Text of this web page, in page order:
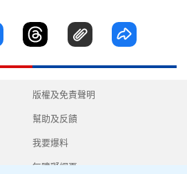
版權及免責聲明
幫助及反饋
我要爆料
無障礙網頁